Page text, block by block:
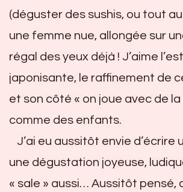
(déguster des sushis, ou tout
une femme nue, allongée sur
régal des yeux déjà ! J’aime
japonisante, le raffinement de
et son côté « on joue avec de
comme des enfants.
J’ai eu aussitôt envie d’écrire
une dégustation joyeuse,
« sale » aussi… Aussitôt pensé,